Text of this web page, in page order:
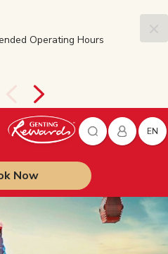
Operating Hours
EN
Now